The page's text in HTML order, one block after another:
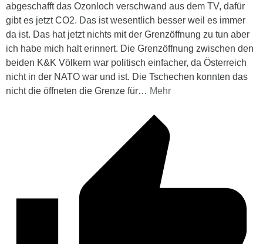
abgeschafft das Ozonloch verschwand aus dem TV, dafür
gibt es jetzt CO2. Das ist wesentlich besser weil es immer
da ist. Das hat jetzt nichts mit der Grenzöffnung zu tun aber
ich habe mich halt erinnert. Die Grenzöffnung zwischen den
beiden K&K Völkern war politisch einfacher, da Österreich
nicht in der NATO war und ist. Die Tschechen konnten das
nicht die öffneten die Grenze für… Mehr